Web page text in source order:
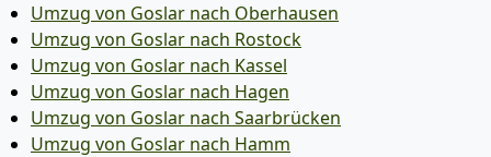
Umzug von Goslar nach Oberhausen
Umzug von Goslar nach Rostock
Umzug von Goslar nach Kassel
Umzug von Goslar nach Hagen
Umzug von Goslar nach Saarbrücken
Umzug von Goslar nach Hamm